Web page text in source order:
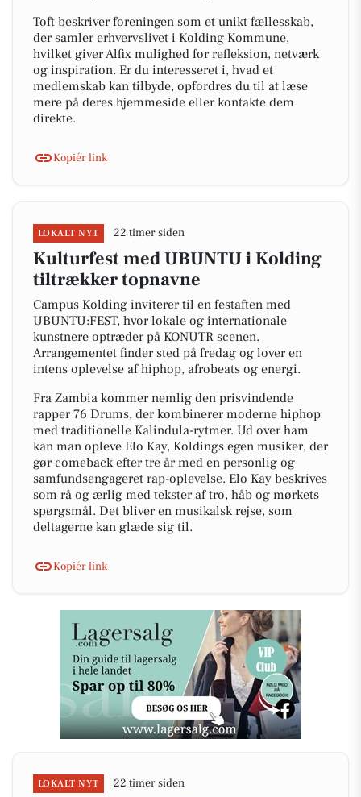
Toft beskriver foreningen som et unikt fællesskab,
der samler erhvervslivet i Kolding Kommune,
hvilket giver Alfix mulighed for refleksion, netværk
og inspiration. Er du interesseret i, hvad et
medlemskab kan tilbyde, opfordres du til at læse
mere på deres hjemmeside eller kontakte dem
direkte.
Kopiér link
LOKALT NYT 22 timer siden
Kulturfest med UBUNTU i Kolding
tiltrækker topnavne
Campus Kolding inviterer til en festaften med
UBUNTU:FEST, hvor lokale og internationale
kunstnere optræder på KONUTR scenen.
Arrangementet finder sted på fredag og lover en
intens oplevelse af hiphop, afrobeats og energi.
Fra Zambia kommer nemlig den prisvindende
rapper 76 Drums, der kombinerer moderne hiphop
med traditionelle Kalindula-rytmer. Ud over ham
kan man opleve Elo Kay, Koldings egen musiker, der
gør comeback efter tre år med en personlig og
samfundsengageret rap-oplevelse. Elo Kay beskrives
som rå og ærlig med tekster af tro, håb og mørkets
spørgsmål. Det bliver en musikalsk rejse, som
deltagerne kan glæde sig til.
Kopiér link
LOKALT NYT 22 timer siden